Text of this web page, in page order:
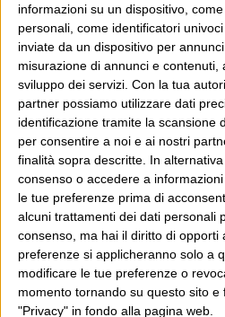
informazioni su un dispositivo,
personali, come identificatori
inviate da un dispositivo per
misurazione di annunci e contenuti,
sviluppo dei servizi. Con la tua
partner possiamo utilizzare dati
identificazione tramite la scansione
per consentire a noi e ai nostri
finalità sopra descritte. In
consenso o accedere a
le tue preferenze prima di
alcuni trattamenti dei dati personali
consenso, ma hai il diritto di opporti
preferenze si applicheranno solo a
modificare le tue preferenze o
momento tornando su questo sito e
"Privacy" in fondo alla pagina web.